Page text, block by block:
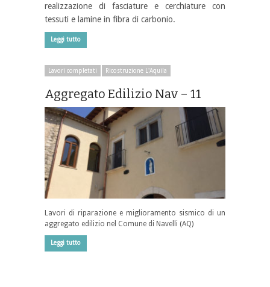
realizzazione di fasciature e cerchiature con
tessuti e lamine in fibra di carbonio.
Leggi tutto
Lavori completati Ricostruzione L'Aquila
Aggregato Edilizio Nav – 11
Lavori di riparazione e miglioramento sismico di un
aggregato edilizio nel Comune di Navelli (AQ)
Leggi tutto